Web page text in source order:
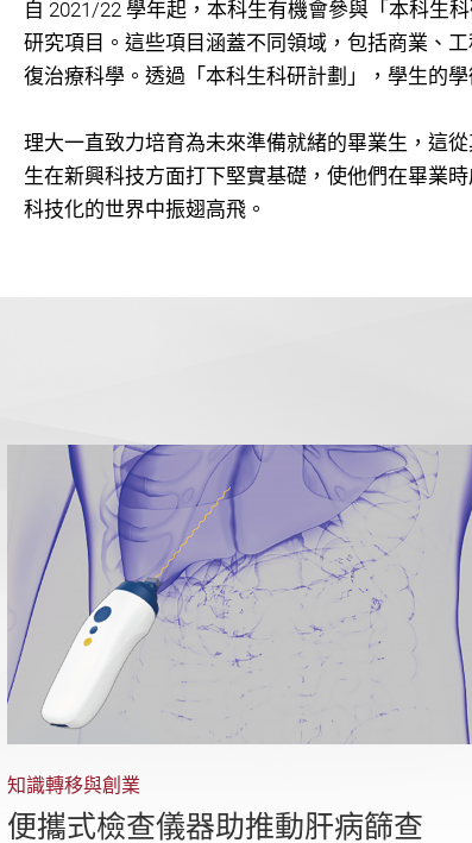
自 2021/22 學年起，本科生有機會參與「本科生
研究項目。這些項目涵蓋不同領域，包括商業、
復治療科學。透過「本科生科研計劃」，學生的
理大一直致力培育為未來準備就緒的畢業生，這
生在新興科技方面打下堅實基礎，使他們在畢業
科技化的世界中振翅高飛。
知識轉移與創業
便攜式檢查儀器助推動肝病篩查